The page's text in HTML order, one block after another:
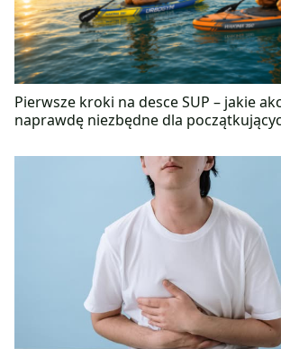
zamiłowaniem do podrózy,
Pierwsze kroki na desce SUP – jakie
naprawdę niezbędne dla